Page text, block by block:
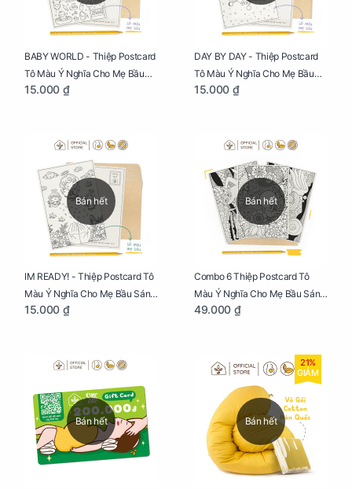
BABY WORLD - Thiệp Postcard
Tô Màu Ý Nghĩa Cho Mẹ Bầu
Sáng Tạo, Thư Giãn Và Hạnh
15.000 ₫
DAY BY DAY - Thiệp Postcard
Tô Màu Ý Nghĩa Cho Mẹ Bầu
Sáng Tạo, Thư Giãn Và Hạnh
15.000 ₫
Bán hết
IM READY! - Thiệp Postcard Tô
Màu Ý Nghĩa Cho Mẹ Bầu Sáng
Tạo, Thư Giãn Và Hạnh Phúc
15.000 ₫
Bán hết
Combo 6 Thiệp Postcard Tô
Màu Ý Nghĩa Cho Mẹ Bầu Sáng
Tạo, Thư Giãn Và Hạnh Phúc
49.000 ₫
Bán hết Bán hết
21%
GIẢM